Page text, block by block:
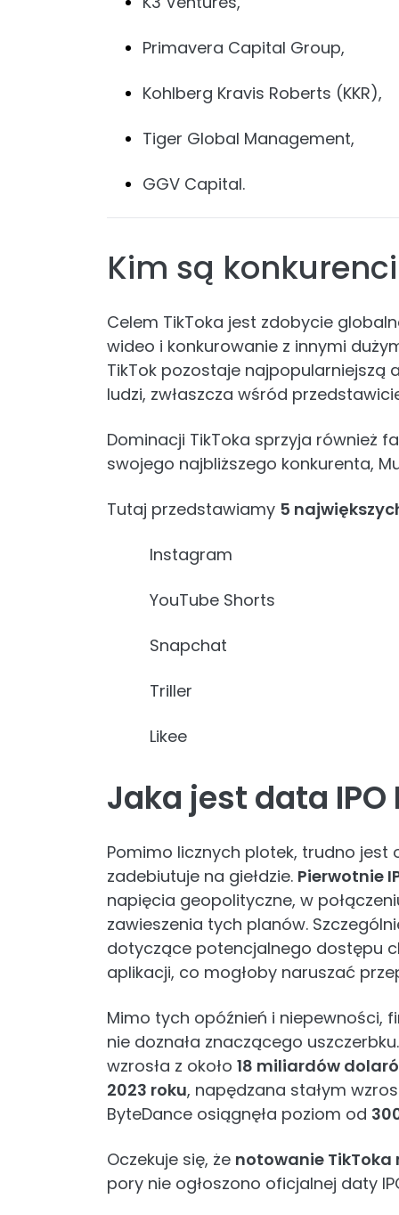
Primavera Capital Group,
Kohlberg Kravis Roberts (KKR),
Tiger Global Management,
GGV Capital.
Kim są
Celem TikToka jest zdobycie
wideo i konkurowanie z innymi
TikTok pozostaje
ludzi, zwłaszcza wśród
Dominacji TikToka sprzyja również
swojego najbliższego konkurenta,
Tutaj przedstawiamy 5
Instagram
YouTube Shorts
Snapchat
Triller
Likee
Jaka jest data IPO
Pomimo licznych plotek, trudno jest
zadebiutuje na giełdzie. Pierwotnie
napięcia geopolityczne, w
zawieszenia tych planów.
dotyczące potencjalnego dostępu
aplikacji, co mogłoby naruszać
Mimo tych opóźnień i niepewności,
nie doznała znaczącego
wzrosła z około 18 miliardów
2023 roku, napędzana stałym
ByteDance osiągnęła poziom od
Oczekuje się, że notowanie TikToka
pory nie ogłoszono oficjalnej daty